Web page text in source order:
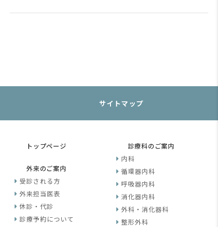
サイトマップ
トップページ
外来のご案内
受診される方
外来担当医表
休診・代診
診療予約について
診療科のご案内
内科
循環器内科
呼吸器内科
消化器内科
外科・消化器科
整形外科